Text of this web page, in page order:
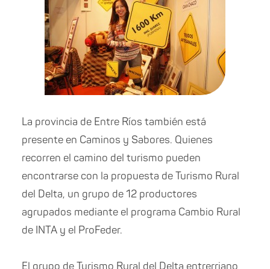
La provincia de Entre Ríos también está
presente en Caminos y Sabores. Quienes
recorren el camino del turismo pueden
encontrarse con la propuesta de Turismo Rural
del Delta, un grupo de 12 productores
agrupados mediante el programa Cambio Rural
de INTA y el ProFeder.
El grupo de Turismo Rural del Delta entrerriano